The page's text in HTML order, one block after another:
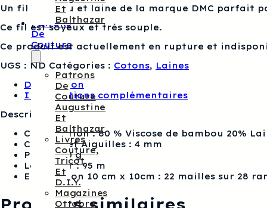
Et
Balthazar
Patrons
De
Couture
Patrons
De
Couture
Augustine
Et
Balthazar
Livres
Couture,
Tricot
Et
D.I.Y.
Magazines
Ottobre
Un fil bambou et laine de la marque DMC parfait
Ce fil est soyeux et très souple.
Ce produit est actuellement en rupture et
UGS : ND Catégories : Cotons, Laines
Description
Informations complémentaires
Description :
Composition : 80 % Viscose de bambou 20%
Crochet et Aiguilles : 4 mm
Poids : 50 g
Longueur : 95 m
Echantillon 10 cm x 10cm : 22 mailles sur 28